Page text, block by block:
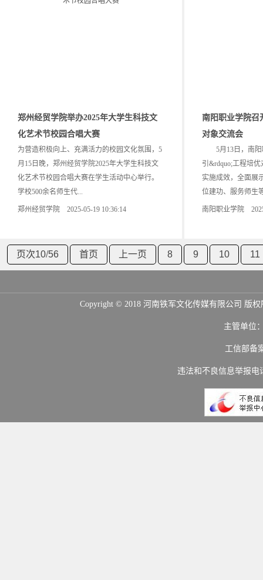
郑州经贸学院举办2025年大学生科技文
化艺术节校园合唱大赛
为营造积极向上、充满活力的校园文化氛围，5
月15日晚，郑州经贸学院2025年大学生科技文
化艺术节校园合唱大赛在学生活动中心举行。
学校500余名师生代...
郑州经贸学院 2025-05-19 10:36:14
南阳职业学院召
对象交流会
5月13日，南阳
引&rdquo;工程培
实施成效，全面展
位建功、服务师生
南阳职业学院
页次10/56 首页 上一页 8 9 10 11
Copyright © 2018 河南铁军文化传媒有限公司 版
主管单位
工信部备
违法和不良信息举报